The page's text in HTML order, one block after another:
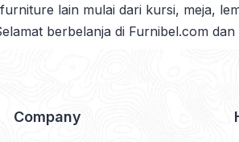
lain mulai dari kursi, meja,
berbelanja di Furnibel.com
Company